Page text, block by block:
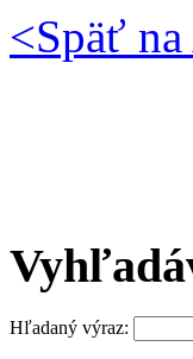
<Späť
Hľadaný výraz: